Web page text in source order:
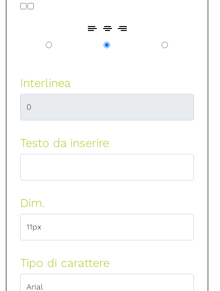
Interlinea
Testo da inserire
Dim.
Tipo di carattere